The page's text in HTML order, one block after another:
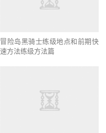
冒险岛黑骑士练级地点和前期快
速方法练级方法篇